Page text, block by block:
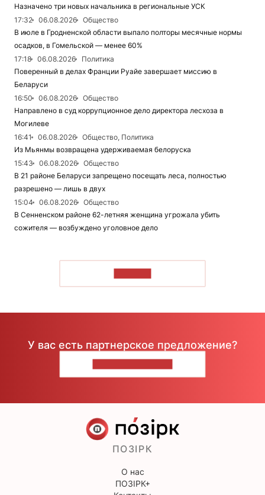
Назначено три новых начальника в региональные УСК
17:32
06.08.2026
Общество
В июле в Гродненской области выпало полторы месячные нормы
осадков, в Гомельской — менее 60%
17:18
06.08.2026
Политика
Поверенный в делах Франции Руайе завершает миссию в
Беларуси
16:50
06.08.2026
Общество
Направлено в суд коррупционное дело директора лесхоза в
Могилеве
16:41
06.08.2026
Общество, Политика
Из Мьянмы возвращена удерживаемая белоруска
15:43
06.08.2026
Общество
В 21 районе Беларуси запрещено посещать леса, полностью
разрешено — лишь в двух
15:04
06.08.2026
Общество
В Сенненском районе 62-летняя женщина угрожала убить
сожителя — возбуждено уголовное дело
У вас есть партнерское предложение?
ПОЗІРК
О нас
ПОЗІРК+